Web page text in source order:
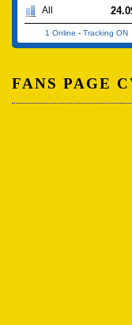
All
1 Online - Tracking ON
FANS PAGE